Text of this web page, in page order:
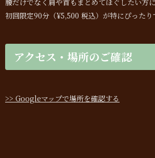
初回限定90分（¥5,500 税込）が特にぴったり
アクセス・場所のご確認
>> Googleマップで場所を確認する